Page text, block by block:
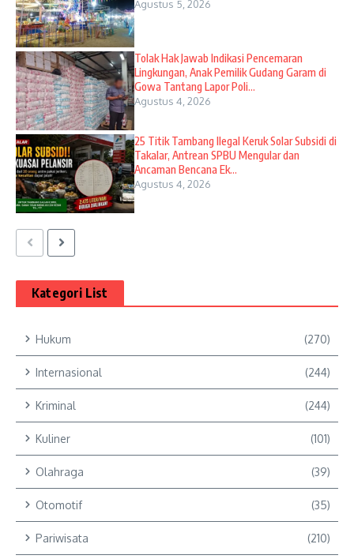
Agustus 5, 2026
Tolak Hak Jawab Indikasi Pencemaran
Lingkungan, Anak Pemilik Gudang Garam di
Gowa Tantang Lapor Poli...
Agustus 4, 2026
25 Titik Tambang Ilegal Keruk Solar Subsidi di
Takalar, Antrean SPBU Mengular dan
Ancaman Bencana Ek...
Agustus 4, 2026
Kategori List
Hukum (270)
Internasional (244)
Kriminal (244)
Kuliner (101)
Olahraga (39)
Otomotif (35)
Pariwisata (210)